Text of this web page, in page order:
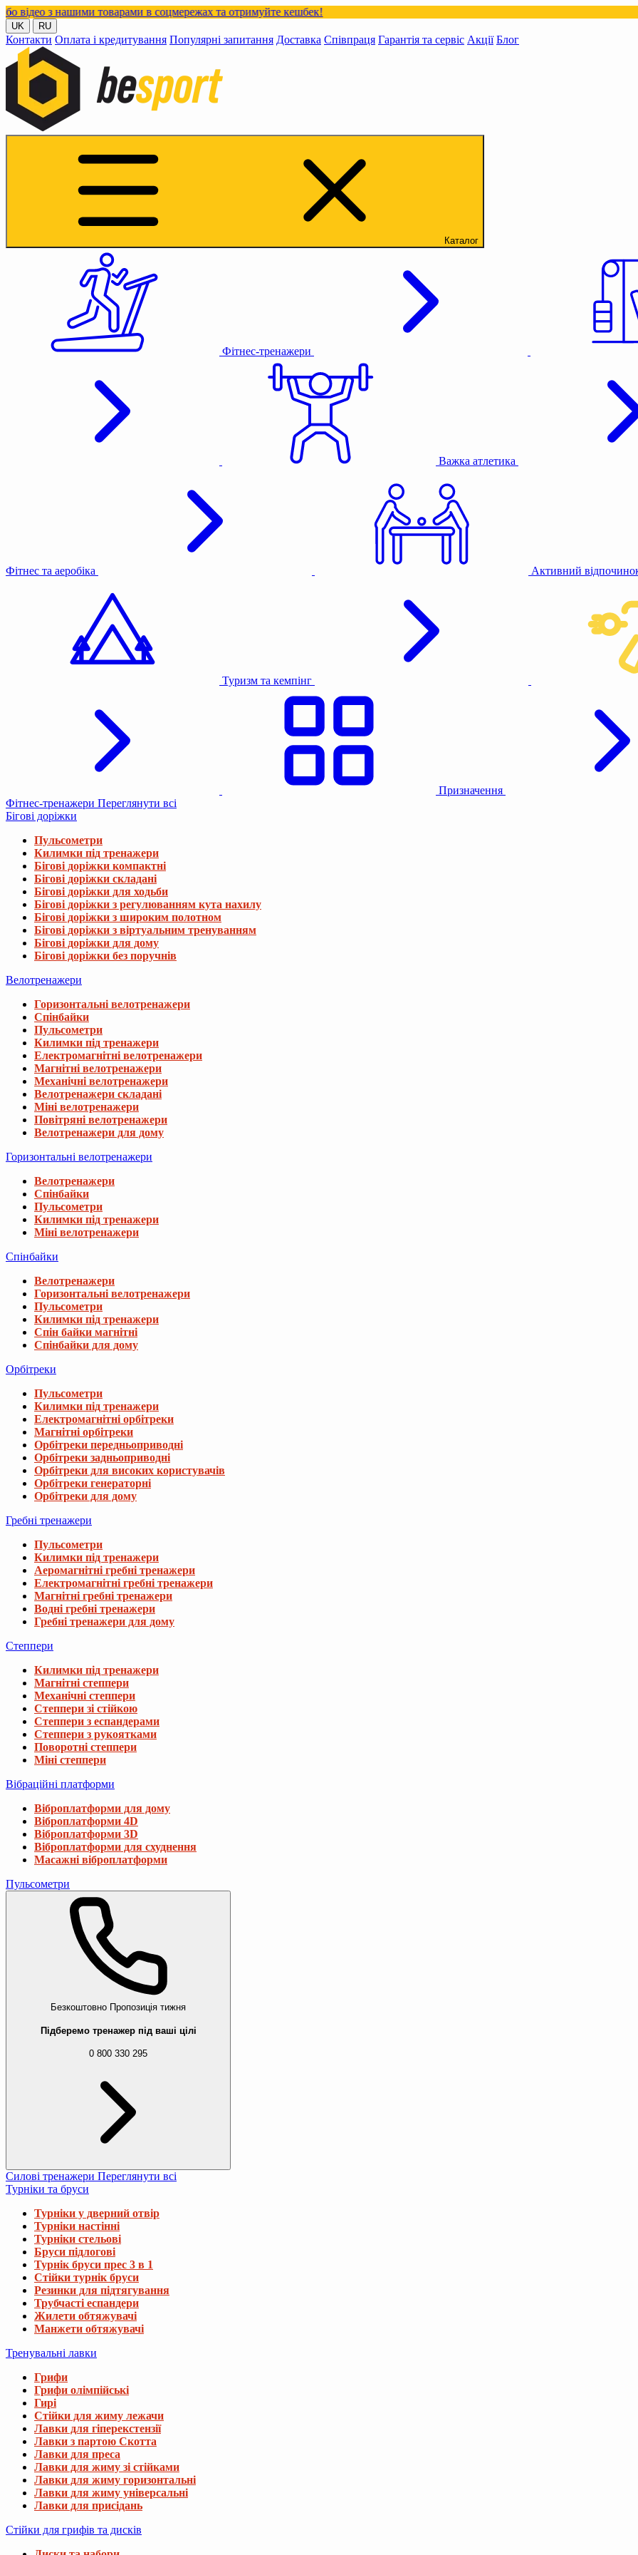
нашими товарами в соцмережах та отримуйте кешбек!
UK RU
Контакти Оплата і кредитування Популярні запитання Доставка Співпраця Гарантія та сервіс Акції Блог
Каталог
Фітнес-тренажери
Важка атлетика
Фітнес та аеробіка Активний
Туризм та кемпінг
Призначення
Фітнес-тренажери Переглянути всі
Бігові доріжки
Пульсометри
Килимки під тренажери
Бігові доріжки компактні
Бігові доріжки складані
Бігові доріжки для ходьби
Бігові доріжки з регулюванням кута нахилу
Бігові доріжки з широким полотном
Бігові доріжки з віртуальним тренуванням
Бігові доріжки для дому
Бігові доріжки без поручнів
Велотренажери
Горизонтальні велотренажери
Спінбайки
Пульсометри
Килимки під тренажери
Електромагнітні велотренажери
Магнітні велотренажери
Механічні велотренажери
Велотренажери складані
Міні велотренажери
Повітряні велотренажери
Велотренажери для дому
Горизонтальні велотренажери
Велотренажери
Спінбайки
Пульсометри
Килимки під тренажери
Міні велотренажери
Спінбайки
Велотренажери
Горизонтальні велотренажери
Пульсометри
Килимки під тренажери
Спін байки магнітні
Спінбайки для дому
Орбітреки
Пульсометри
Килимки під тренажери
Електромагнітні орбітреки
Магнітні орбітреки
Орбітреки передньоприводні
Орбітреки задньоприводні
Орбітреки для високих користувачів
Орбітреки генераторні
Орбітреки для дому
Гребні тренажери
Пульсометри
Килимки під тренажери
Аеромагнітні гребні тренажери
Електромагнітні гребні тренажери
Магнітні гребні тренажери
Водні гребні тренажери
Гребні тренажери для дому
Степпери
Килимки під тренажери
Магнітні степпери
Механічні степпери
Степпери зі стійкою
Степпери з еспандерами
Степпери з рукоятками
Поворотні степпери
Міні степпери
Вібраційні платформи
Віброплатформи для дому
Віброплатформи 4D
Віброплатформи 3D
Віброплатформи для схуднення
Масажні віброплатформи
Пульсометри
Безкоштовно Пропозиція тижня
Підберемо тренажер під ваші цілі
0 800 330 295
Силові тренажери Переглянути всі
Турніки та бруси
Турніки у дверний отвір
Турніки настінні
Турніки стельові
Бруси підлогові
Турнік бруси прес 3 в 1
Стійки турнік бруси
Резинки для підтягування
Трубчасті еспандери
Жилети обтяжувачі
Манжети обтяжувачі
Тренувальні лавки
Грифи
Грифи олімпійські
Гирі
Стійки для жиму лежачи
Лавки для гіперекстензії
Лавки з партою Скотта
Лавки для преса
Лавки для жиму зі стійками
Лавки для жиму горизонтальні
Лавки для жиму універсальні
Лавки для присідань
Стійки для грифів та дисків
Вибачте, даний товар відсутній на складі
Ми підібрали для вас схожі товари
Коврик для йоги Hop-Sport HS-NB016GM NBR 1,5см темний морський
1 118 ₴
998 ₴1 475 ₴
Мат гімнастичний Hop-Sport HS-095FM твердий з липучкою 5см чорний
5 698 ₴